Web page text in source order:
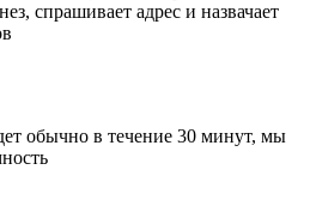
спрашивает адрес и назвачает
обычно в течение 30 минут, мы